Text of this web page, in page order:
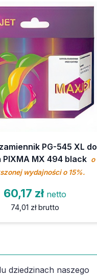
PG-545 XL do
PIXMA MX 494 black o
wydajności o 15%.
60,17 zł netto
74,01 zł brutto
dziedzinach naszego